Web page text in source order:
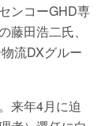
ンコーGHD専
田浩二氏、
流DXグルー
来年4月に迫